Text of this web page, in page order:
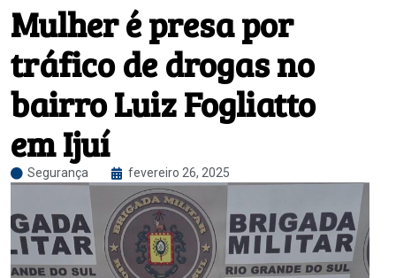
Mulher é presa por
tráfico de drogas no
bairro Luiz Fogliatto
em Ijuí
Segurança fevereiro 26, 2025